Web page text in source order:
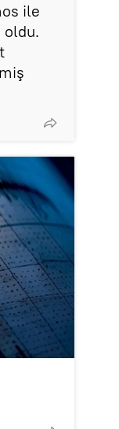
ile
oldu.